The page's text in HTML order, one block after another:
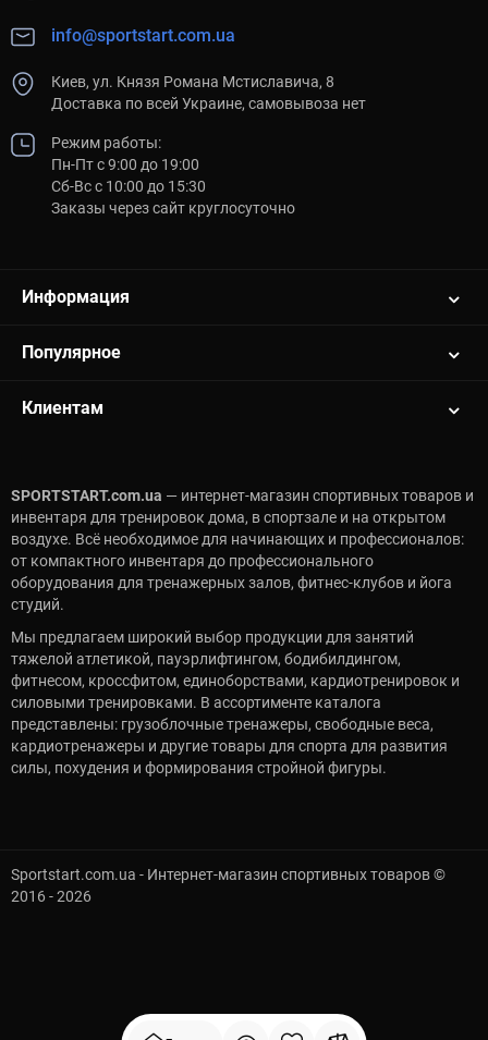
info@sportstart.com.ua
Киев, ул. Князя Романа Мстиславича, 8
Доставка по всей Украине, самовывоза нет
Режим работы:
Пн-Пт с 9:00 до 19:00
Сб-Вс с 10:00 до 15:30
Заказы через сайт круглосуточно
Информация
Популярное
Клиентам
SPORTSTART.com.ua — интернет-магазин спортивных товаров и
инвентаря для тренировок дома, в спортзале и на открытом
воздухе. Всё необходимое для начинающих и профессионалов:
от компактного инвентаря до профессионального
оборудования для тренажерных залов, фитнес-клубов и йога
студий.
Мы предлагаем широкий выбор продукции для занятий
тяжелой атлетикой, пауэрлифтингом, бодибилдингом,
фитнесом, кроссфитом, единоборствами, кардиотренировок и
силовыми тренировками. В ассортименте каталога
представлены: грузоблочные тренажеры, свободные веса,
кардиотренажеры и другие товары для спорта для развития
силы, похудения и формирования стройной фигуры.
Sportstart.com.ua - Интернет-магазин спортивных товаров ©
2016 - 2026